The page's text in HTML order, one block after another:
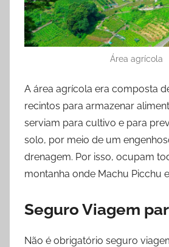
Área agrícola
A área agrícola era composta
recintos para armazenar
serviam para cultivo e para
solo, por meio de um
drenagem. Por isso, ocupam
montanha onde Machu Picchu
Seguro Viagem
Não é obrigatório seguro